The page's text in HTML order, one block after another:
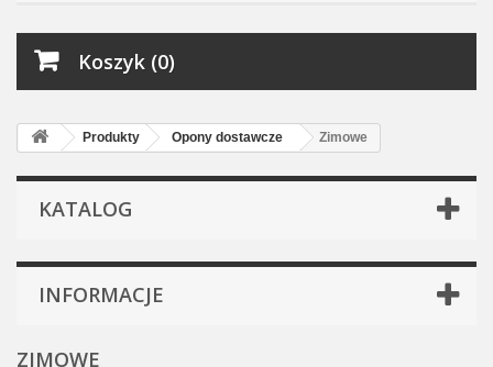
Koszyk (0)
Produkty Opony dostawcze Zimowe
KATALOG
INFORMACJE
ZIMOWE